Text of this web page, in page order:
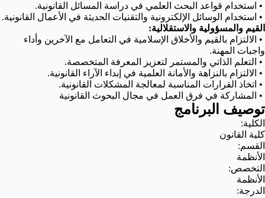
• استخدام قواعد البحث العلمي في دراسة المسائل القانونية.
• استخدام الوسائل الإلكترونية والتقنيات الحديثة في الأعمال القانونية.
القيم والمسؤولية والاستقلالية:
• الالتزام بالقيم والأخلاق الإسلامية في التعامل مع الآخرين وأداء
واجبات المهنة.
• التعلم الذاتي والمستمر لتعزيز المعرفة المتخصصة.
• الالتزام بالنزاهة والأمانة العلمية في إبداء الآراء القانونية.
• اتخاذ القرارات المناسبة لمعالجة المشكلات القانونية.
• المشاركة في فرق العمل في مجال البحوث القانونية
توصيف البرنامج
الكلية:
كلية القانون
القسم:
الأنظمة
التخصص:
الأنظمة
الدرجة: